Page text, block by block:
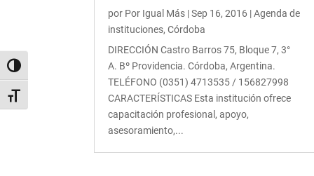
Alternar alto contraste
Alternar tamaño de letra
por Por Igual Más |Sep 16, 2016 |Agenda de
instituciones,Córdoba
DIRECCIÓN Castro Barros 75, Bloque 7, 3°
A. Bº Providencia. Córdoba, Argentina.
TELÉFONO (0351) 4713535 / 156827998
CARACTERÍSTICAS Esta institución ofrece
capacitación profesional, apoyo,
asesoramiento,...